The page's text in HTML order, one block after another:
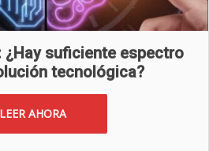
¿Hay suficiente espectro
tecnológica?
LEER AHORA